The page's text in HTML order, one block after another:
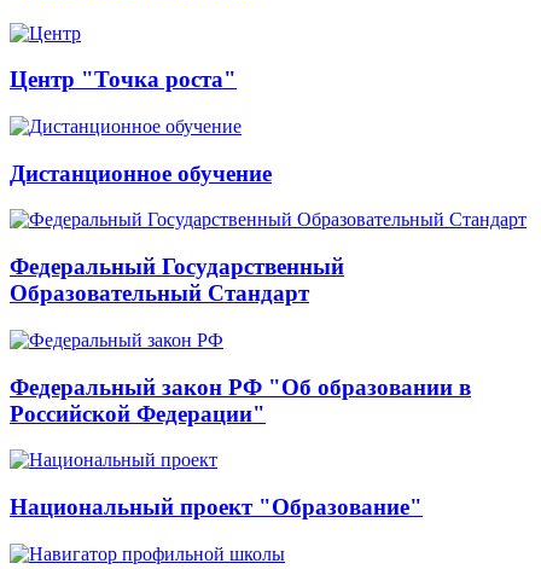
Центр "Точка роста"
Дистанционное обучение
Федеральный Государственный
Образовательный Стандарт
Федеральный закон РФ "Об образовании в
Российской Федерации"
Национальный проект "Образование"